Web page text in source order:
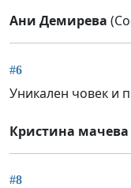
Ани Демирева
#6
Уникален човек и
Кристина мачева
#8